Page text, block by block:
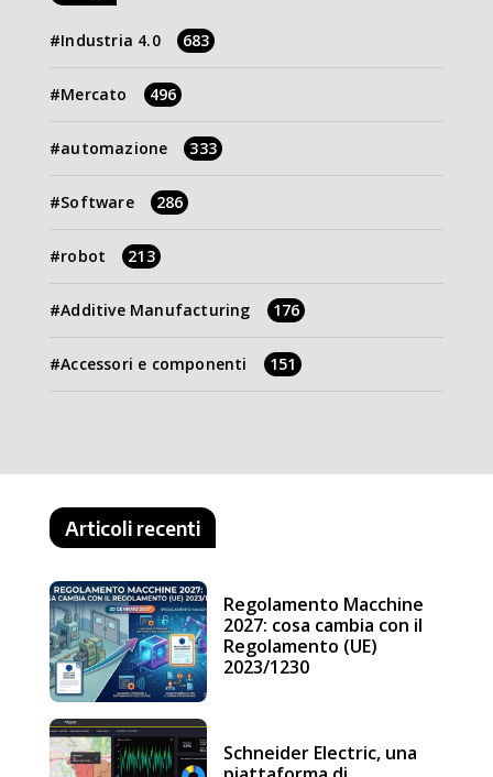
Industria 4.0 683
Mercato 496
automazione 333
Software 286
robot 213
Additive Manufacturing 176
Accessori e componenti 151
Articoli recenti
Regolamento Macchine
2027: cosa cambia con il
Regolamento (UE)
2023/1230
Schneider Electric, una